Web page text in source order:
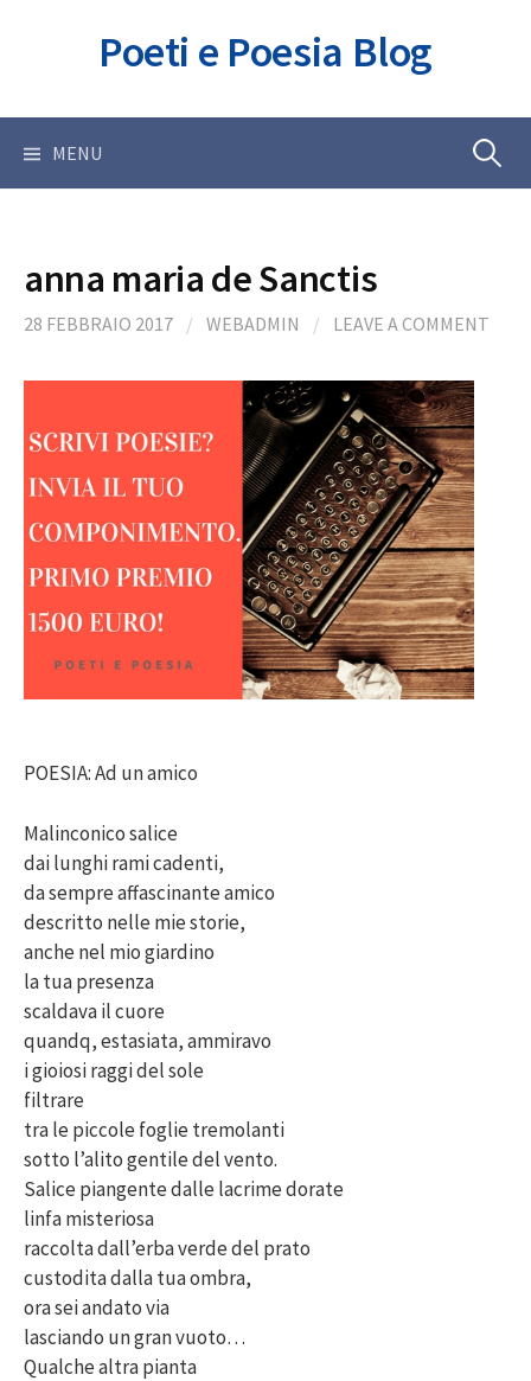
Poeti e Poesia Blog
MENU Ricerca
anna maria de Sanctis
28 FEBBRAIO 2017 / WEBADMIN / LEAVE A COMMENT
POESIA: Ad un amico
Malinconico salice
dai lunghi rami cadenti,
da sempre affascinante amico
descritto nelle mie storie,
anche nel mio giardino
la tua presenza
scaldava il cuore
quandq, estasiata, ammiravo
i gioiosi raggi del sole
filtrare
tra le piccole foglie tremolanti
sotto l’alito gentile del vento.
Salice piangente dalle lacrime dorate
linfa misteriosa
raccolta dall’erba verde del prato
custodita dalla tua ombra,
ora sei andato via
lasciando un gran vuoto…
Qualche altra pianta